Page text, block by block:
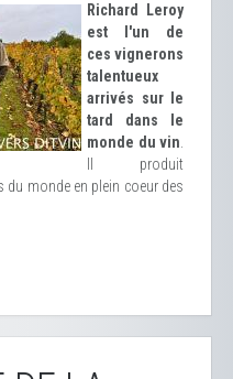
Richard Leroy
est l'un de
ces vignerons
talentueux
arrivés sur le
tard dans le
monde du vin
Il produit
du monde en plein coeur des